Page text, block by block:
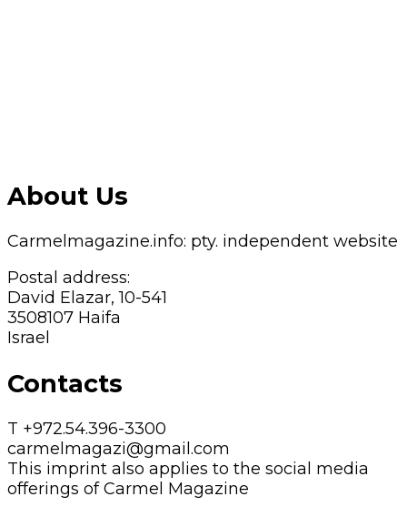
About Us
Carmelmagazine.info: pty. independent website
Postal address:
David Elazar, 10-541
3508107 Haifa
Israel
Contacts
T +972.54.396-3300
carmelmagazi@gmail.com
This imprint also applies to the social media
offerings of Carmel Magazine